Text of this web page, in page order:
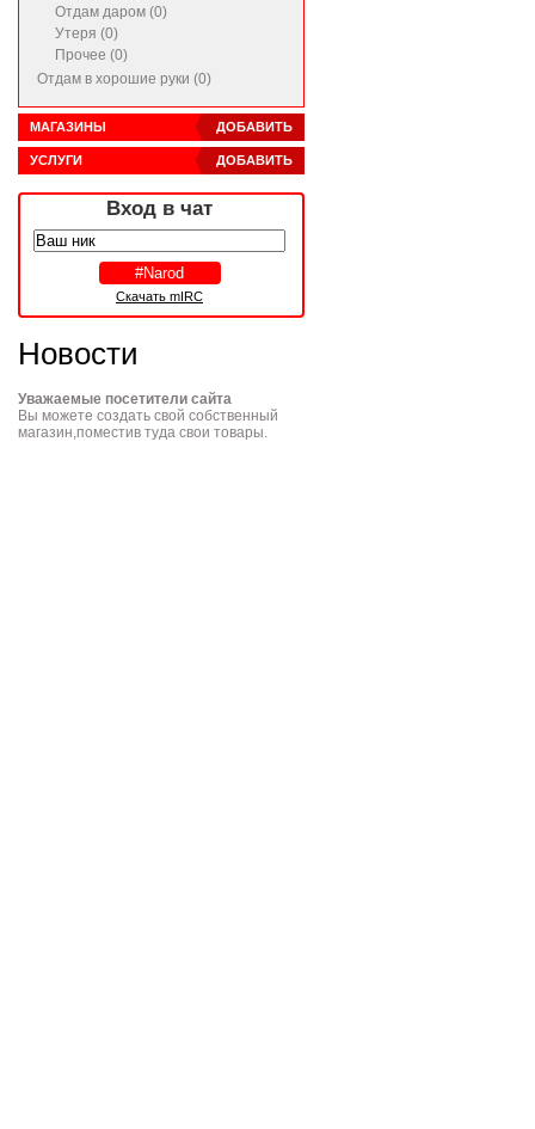
Отдам даром (0)
Утеря (0)
Прочее (0)
Отдам в хорошие руки (0)
ДОБАВИТЬ
МАГАЗИНЫ
ДОБАВИТЬ
УСЛУГИ
Вход в чат
Скачать mIRC
Новости
Уважаемые посетители сайта
Вы можете создать свой собственный
магазин,поместив туда свои товары.